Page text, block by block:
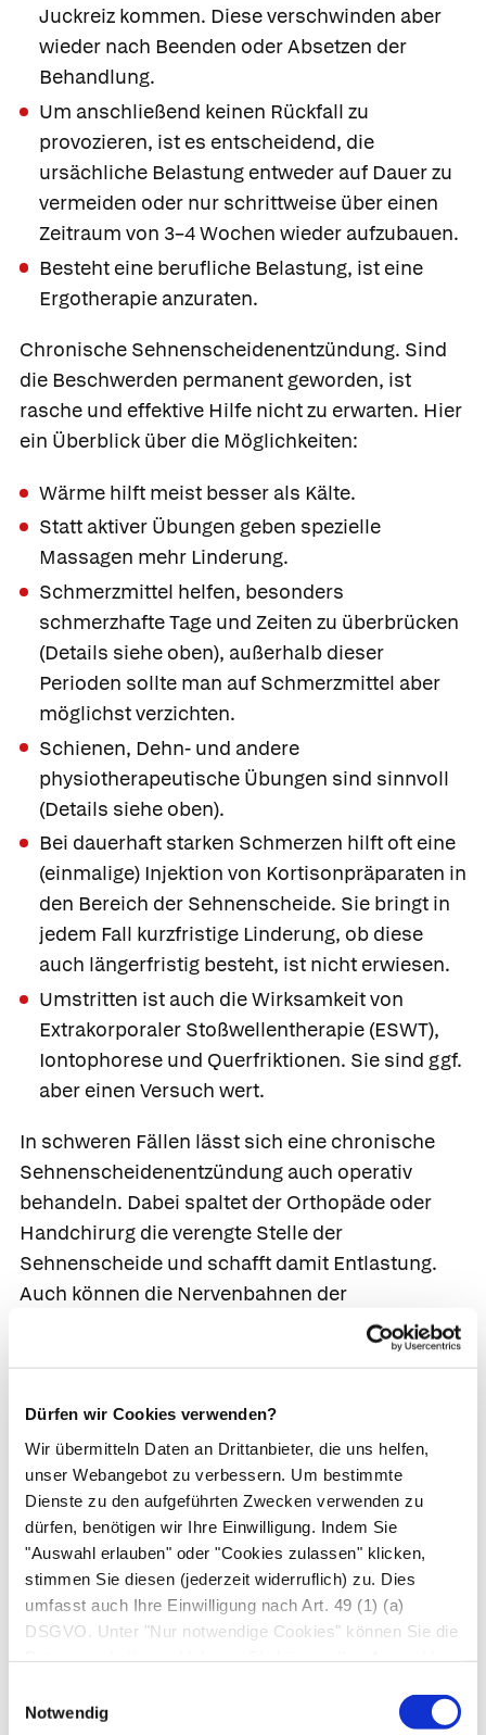
Dürfen wir Cookies verwenden?
Wir übermitteln Daten an Drittanbieter, die uns helfen,
unser Webangebot zu verbessern. Um bestimmte
Dienste zu den aufgeführten Zwecken verwenden zu
dürfen, benötigen wir Ihre Einwilligung. Indem Sie
"Auswahl erlauben" oder "Cookies zulassen" klicken,
stimmen Sie diesen (jederzeit widerruflich) zu. Dies
umfasst auch Ihre Einwilligung nach Art. 49 (1) (a)
DSGVO. Unter "Nur notwendige Cookies" können Sie die
Notwendig
Juckreiz kommen. Diese verschwinden aber
wieder nach Beenden oder Absetzen der
Behandlung.
Um anschließend keinen Rückfall zu
provozieren, ist es entscheidend, die
ursächliche Belastung entweder auf Dauer zu
vermeiden oder nur schrittweise über einen
Zeitraum von 3–4 Wochen wieder aufzubauen.
Besteht eine berufliche Belastung, ist eine
Ergotherapie anzuraten.
Chronische Sehnenscheidenentzündung. Sind
die Beschwerden permanent geworden, ist
rasche und effektive Hilfe nicht zu erwarten. Hier
ein Überblick über die Möglichkeiten:
Wärme hilft meist besser als Kälte.
Statt aktiver Übungen geben spezielle
Massagen mehr Linderung.
Schmerzmittel helfen, besonders
schmerzhafte Tage und Zeiten zu überbrücken
(Details siehe oben), außerhalb dieser
Perioden sollte man auf Schmerzmittel aber
möglichst verzichten.
Schienen, Dehn- und andere
physiotherapeutische Übungen sind sinnvoll
(Details siehe oben).
Bei dauerhaft starken Schmerzen hilft oft eine
(einmalige) Injektion von Kortisonpräparaten in
den Bereich der Sehnenscheide. Sie bringt in
jedem Fall kurzfristige Linderung, ob diese
auch längerfristig besteht, ist nicht erwiesen.
Umstritten ist auch die Wirksamkeit von
Extrakorporaler Stoßwellentherapie (ESWT),
Iontophorese und Querfriktionen. Sie sind ggf.
aber einen Versuch wert.
In schweren Fällen lässt sich eine chronische
Sehnenscheidenentzündung auch operativ
behandeln. Dabei spaltet der Orthopäde oder
Handchirurg die verengte Stelle der
Sehnenscheide und schafft damit Entlastung.
Auch können die Nervenbahnen der
Ihre Apotheke
empfiehlt
Was Sie selbst tun können
Beseitigen Sie die Ursachen der
Erkrankung.
Konzentrieren Sie sich weniger darauf,
momentane Schmerzen zu beseitigen, als
darauf, Rückfälle zu verhindern. Letzteres ist